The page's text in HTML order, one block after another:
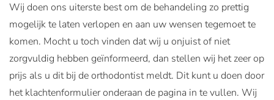
Wij doen ons uiterste best om de behandeling zo prettig
mogelijk te laten verlopen en aan uw wensen tegemoet te
komen. Mocht u toch vinden dat wij u onjuist of niet
zorgvuldig hebben geïnformeerd, dan stellen wij het zeer op
prijs als u dit bij de orthodontist meldt. Dit kunt u doen door
het klachtenformulier onderaan de pagina in te vullen. Wij